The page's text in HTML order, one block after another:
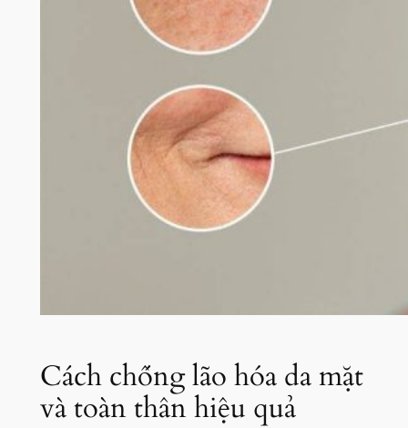
Cách chống lão hóa da mặt
và toàn thân hiệu quả